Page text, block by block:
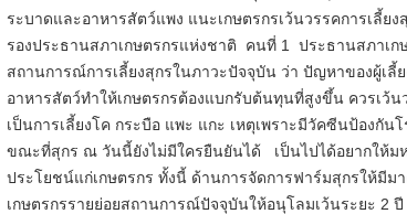
ระบาดและอาหารสัตว์แพง แนะเกษตรกรเว้นวรรคการ
รองประธานสภาเกษตรกรแห่งชาติ คนที่ 1 ประธานสภาเก
สถานการณ์การเลี้ยงสุกรในภาวะปัจจุบัน ว่า ปัญหาของผู้เลี้
อาหารสัตว์ทำให้เกษตรกรต้องแบกรับต้นทุนที่สูงขึ้น ควรเว้น
เป็นการเลี้ยงโค กระบือ แพะ แกะ เหตุเพราะมีวัคซีนป้องกั
ขณะที่สุกร ณ วันนี้ยังไม่มีใครยืนยันได้ เป็นไปได้อยากให้ม
ประโยชน์แก่เกษตรกร ทั้งนี้ ด้านการจัดการฟาร์มสุกรให้มีม
เกษตรกรรายย่อยสถานการณ์ปัจจุบันให้อนุโลมเว้นระยะ 2